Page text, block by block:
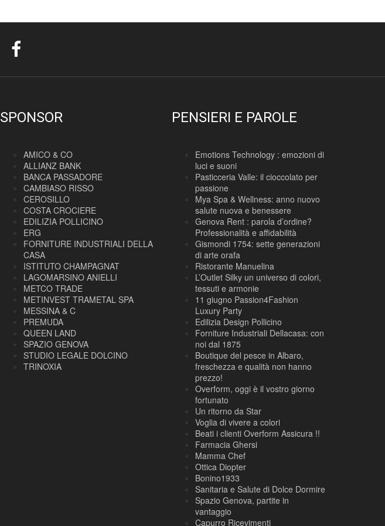
SPONSOR
AMICO & CO
ALLIANZ BANK
BANCA PASSADORE
CAMBIASO RISSO
CEROSILLO
COSTA CROCIERE
EDILIZIA POLLICINO
ERG
FORNITURE INDUSTRIALI DELLA
CASA
ISTITUTO CHAMPAGNAT
LAGOMARSINO ANIELLI
METCO TRADE
METINVEST TRAMETAL SPA
MESSINA & C
PREMUDA
QUEEN LAND
SPAZIO GENOVA
STUDIO LEGALE DOLCINO
TRINOXIA
PENSIERI E PAROLE
Emotions Technology : emozioni di
luci e suoni
Pasticceria Valle: il cioccolato per
passione
Mya Spa & Wellness: anno nuovo
salute nuova e benessere
Genova Rent : parola d’ordine?
Professionalità e affidabilità
Gismondi 1754: sette generazioni
di arte orafa
Ristorante Manuelina
L’Outlet Silky un universo di colori,
tessuti e armonie
11 giugno Passion4Fashion
Luxury Party
Edilizia Design Pollicino
Forniture Industriali Dellacasa: con
noi dal 1875
Boutique del pesce in Albaro,
freschezza e qualità non hanno
prezzo!
Overform, oggi è il vostro giorno
fortunato
Un ritorno da Star
Voglia di vivere a colori
Beati i clienti Overform Assicura !!
Farmacia Ghersi
Mamma Chef
Ottica Diopter
Bonino1933
Sanitaria e Salute di Dolce Dormire
Spazio Genova, partite in
vantaggio
Capurro Ricevimenti